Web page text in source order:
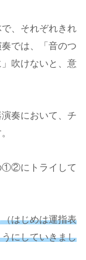
、それぞれきれ
では、「音のつ
吹けないと、意
奏において、チ
①②にトライして
はじめは運指表
にしていきまし